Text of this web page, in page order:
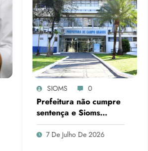
SIOMS 0
Prefeitura não cumpre
sentença e Sioms
aciona a Justiça mais
uma vez
7 De Julho De 2026